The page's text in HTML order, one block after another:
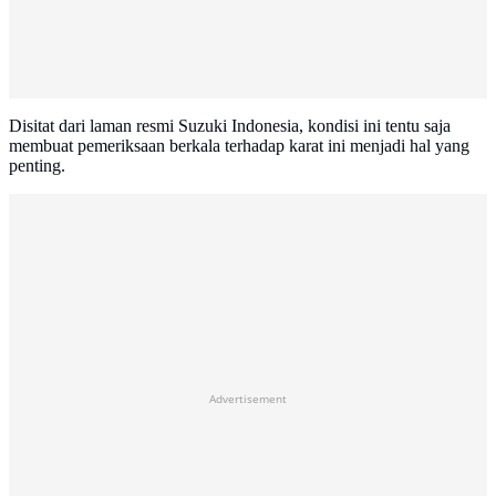
Disitat dari laman resmi Suzuki Indonesia, kondisi ini tentu saja
membuat pemeriksaan berkala terhadap karat ini menjadi hal yang
penting.
Advertisement